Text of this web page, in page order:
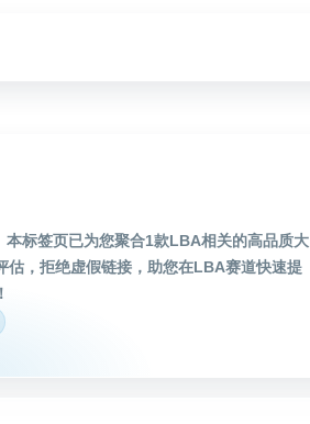
标签页已为您聚合1款LBA相关的高品质大
估，拒绝虚假链接，助您在LBA赛道快速提